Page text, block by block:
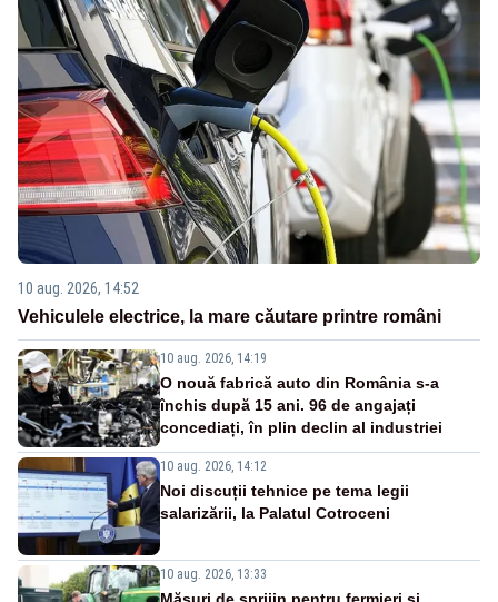
10 aug. 2026, 14:52
Vehiculele electrice, la mare căutare printre români
10 aug. 2026, 14:19
O nouă fabrică auto din România s-a
închis după 15 ani. 96 de angajați
concediați, în plin declin al industriei
10 aug. 2026, 14:12
Noi discuții tehnice pe tema legii
salarizării, la Palatul Cotroceni
10 aug. 2026, 13:33
Măsuri de sprijin pentru fermieri și